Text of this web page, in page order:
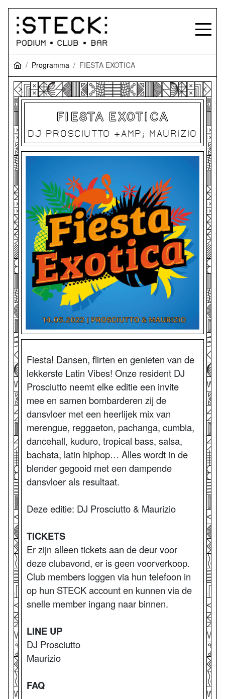
Programma FIESTA EXOTICA
FIESTA EXOTICA
DJ PROSCIUTTO &AMP; MAURIZIO
Fiesta! Dansen, flirten en genieten van de
lekkerste Latin Vibes! Onze resident DJ
Prosciutto neemt elke editie een invite
mee en samen bombarderen zij de
dansvloer met een heerlijek mix van
merengue, reggaeton, pachanga, cumbia,
dancehall, kuduro, tropical bass, salsa,
bachata, latin hiphop… Alles wordt in de
blender gegooid met een dampende
dansvloer als resultaat.
Deze editie: DJ Prosciutto & Maurizio
TICKETS
Er zijn alleen tickets aan de deur voor
deze clubavond, er is geen voorverkoop.
Club members loggen via hun telefoon in
op hun STECK account en kunnen via de
snelle member ingang naar binnen.
LINE UP
DJ Prosciutto
Maurizio
FAQ